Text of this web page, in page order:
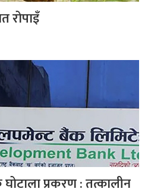
रोपाइँ
प्रकरण : तत्कालीन